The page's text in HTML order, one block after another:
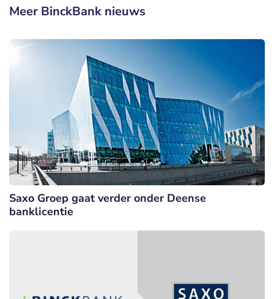
Meer BinckBank nieuws
Saxo Groep gaat verder onder Deense
banklicentie